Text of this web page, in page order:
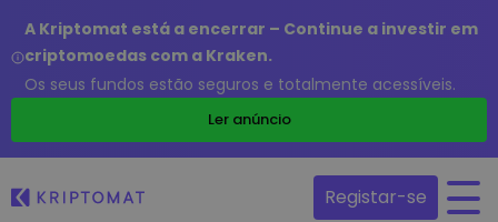
A Kriptomat está a encerrar – Continue a investir em
criptomoedas com a Kraken.
Os seus fundos estão seguros e totalmente acessíveis.
Ler anúncio
Registar-se